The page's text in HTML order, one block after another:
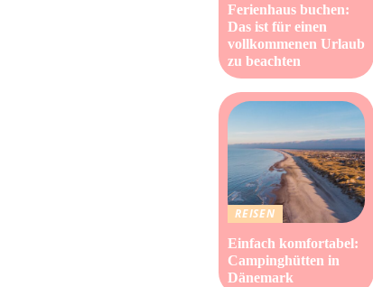
Ferienhaus buchen:
Das ist für einen
vollkommenen Urlaub
zu beachten
REISEN
Einfach komfortabel:
Campinghütten in
Dänemark